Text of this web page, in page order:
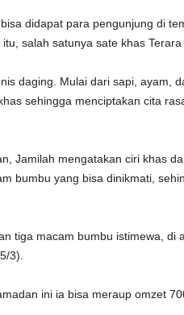
didapat para pengunjung di
salah satunya sate khas Terara
daging. Mulai dari sapi, ayam,
sehingga menciptakan cita
Jamilah mengatakan ciri khas
bumbu yang bisa dinikmati,
tiga macam bumbu istimewa, di
3).
ini ia bisa meraup omzet